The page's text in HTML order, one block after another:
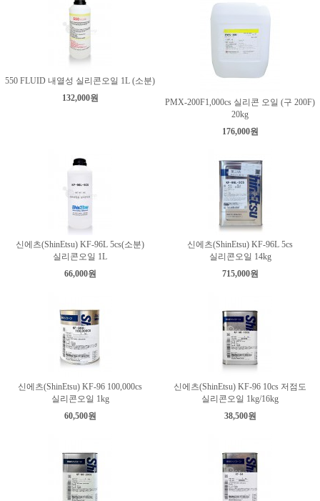
550 FLUID 내열성 실리콘오일 1L (소분)
132,000원
PMX-200F1,000cs 실리콘 오일 (구 200F)
20kg
176,000원
신에츠(ShinEtsu) KF-96L 5cs(소분)
실리콘오일 1L
66,000원
신에츠(ShinEtsu) KF-96L 5cs
실리콘오일 14kg
715,000원
신에츠(ShinEtsu) KF-96 100,000cs
실리콘오일 1kg
60,500원
신에츠(ShinEtsu) KF-96 10cs 저점도
실리콘오일 1kg/16kg
38,500원